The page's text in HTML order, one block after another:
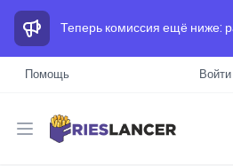
Помощь Войти
Open menu